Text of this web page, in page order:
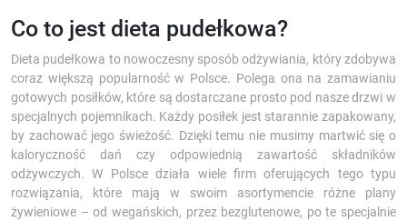
Co to jest dieta pudełkowa?
Dieta pudełkowa to nowoczesny sposób odżywiania, który zdobywa
coraz większą popularność w Polsce. Polega ona na zamawianiu
gotowych posiłków, które są dostarczane prosto pod nasze drzwi w
specjalnych pojemnikach. Każdy posiłek jest starannie zapakowany,
by zachować jego świeżość. Dzięki temu nie musimy martwić się o
kaloryczność dań czy odpowiednią zawartość składników
odżywczych. W Polsce działa wiele firm oferujących tego typu
rozwiązania, które mają w swoim asortymencie różne plany
żywieniowe – od wegańskich, przez bezglutenowe, po te specjalnie